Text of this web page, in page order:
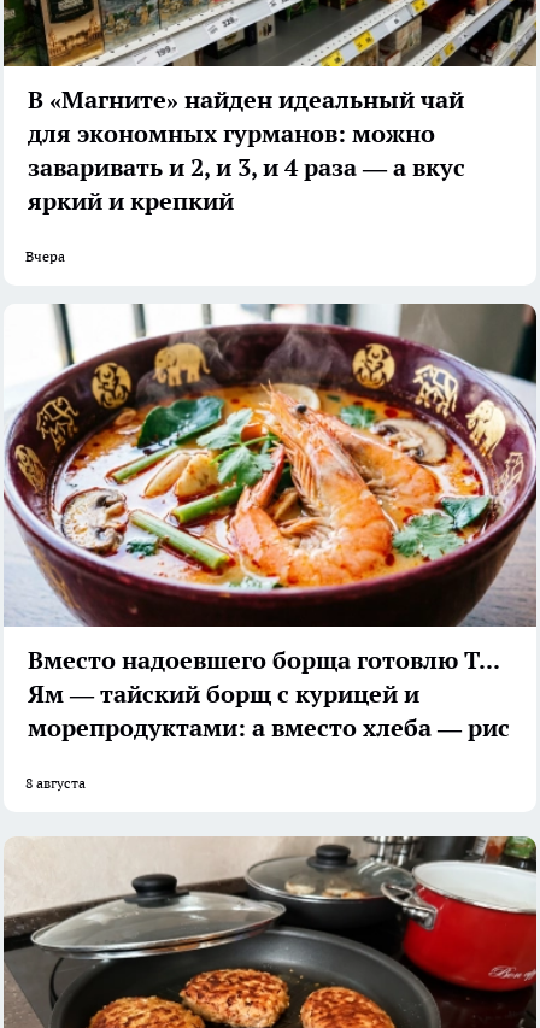
В «Магните» найден идеальный чай
для экономных гурманов: можно
заваривать и 2, и 3, и 4 раза — а вкус
яркий и крепкий
Вчера
Вместо надоевшего борща готовлю Том
Ям — тайский борщ с курицей и
морепродуктами: а вместо хлеба — рис
8 августа